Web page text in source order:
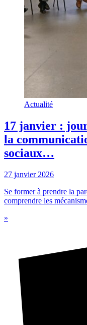
Actualité
17 janvier :
la
sociaux…
27 janvier 2026
Se former à prendre la
comprendre les
»